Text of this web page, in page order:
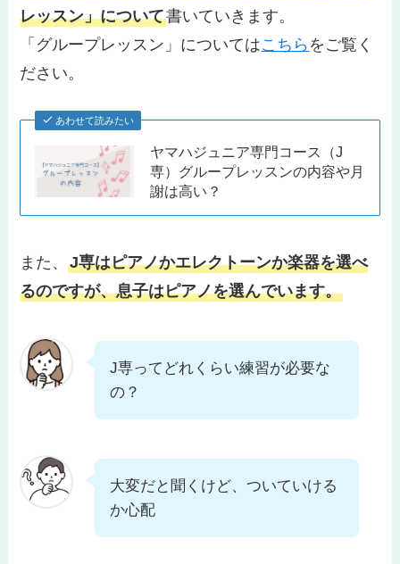
レッスン」について書いていきます。
「グループレッスン」 についてはこちら をご覧く
ださい。
あわせて読みたい
ヤマハジュニア専門コース（J
専）グループレッスンの内容や月
謝は高い？
また、J専はピアノかエレクトーンか楽器を選べ
るのですが、息子はピアノを選んでいます。
J専ってどれくらい練習が必要な
の？
大変だと聞くけど、ついていける
か心配